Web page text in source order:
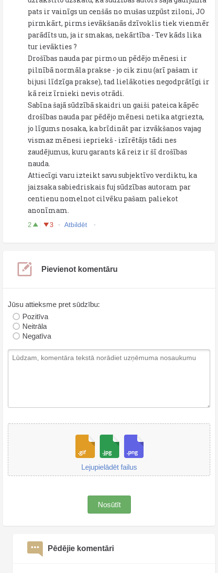
pats ir vainīgs un cenšās no mušas uzpūst ziloni, JO
pirmkārt, pirms ievākšanās dzīvoklis tiek vienmēr
parādīts un, ja ir smakas, nekārtība - Tev kāds lika
tur ievākties ?
Drošības nauda par pirmo un pēdējo mēnesi ir
pilnībā normāla prakse - jo cik zinu (arī pašam ir
bijusi līdzīga prakse), tad lielākoties negodprātīgi ir
kā reiz īrnieki nevis otrādi.
Sabīna šajā sūdzībā skaidri un gaiši pateica kāpēc
drošības nauda par pēdējo mēnesi netika atgriezta,
jo līgums nosaka, ka brīdināt par izvākšanos vajag
vismaz mēnesi iepriekš - izīrētājs tādi nes
zaudējumus, kuru garants kā reiz ir šī drošības
nauda.
Attiecīgi varu izteikt savu subjektīvo verdiktu, ka
jaizsaka sabiedriskais fuj sūdzības autoram par
centienu nomelnot cilvēku pašam paliekot
anonīmam.
2 3 Atbildēt
Pievienot komentāru
Jūsu attieksme pret sūdzību:
Pozitīva
Neitrāla
Negatīva
Lejupielādēt failus
Nosūtīt
Pēdējie komentāri